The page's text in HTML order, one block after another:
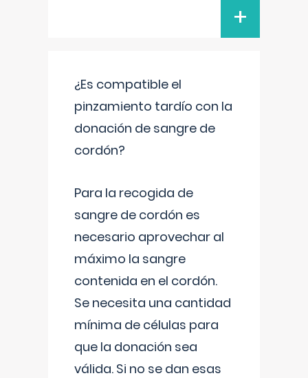
+
¿Es compatible el
pinzamiento tardío con la
donación de sangre de
cordón?
Para la recogida de
sangre de cordón es
necesario aprovechar al
máximo la sangre
contenida en el cordón.
Se necesita una cantidad
mínima de células para
que la donación sea
válida. Si no se dan esas